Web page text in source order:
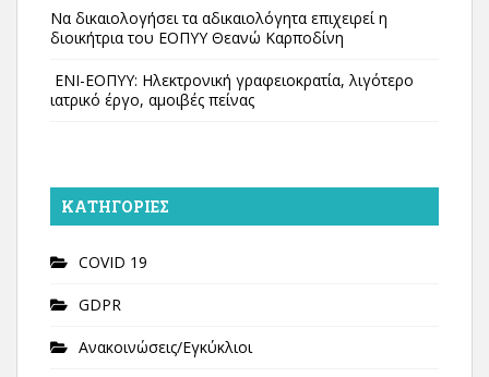
Να δικαιολογήσει τα αδικαιολόγητα επιχειρεί η
διοικήτρια του ΕΟΠΥΥ Θεανώ Καρποδίνη
ΕΝΙ-ΕΟΠΥΥ: Ηλεκτρονική γραφειοκρατία, λιγότερο
ιατρικό έργο, αμοιβές πείνας
KΑΤΗΓΟΡΊΕΣ
COVID 19
GDPR
Ανακοινώσεις/Εγκύκλιοι